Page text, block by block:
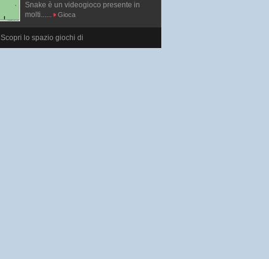
Snake è un videogioco presente in
molti......
Gioca
Scopri lo spazio giochi di